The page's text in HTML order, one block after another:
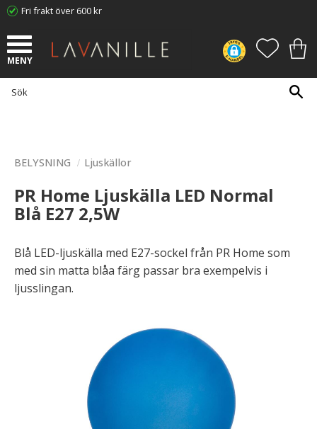
Fri frakt över 600 kr
BELYSNING Ljuskällor
PR Home Ljuskälla LED Normal
Blå E27 2,5W
Blå LED-ljuskälla med E27-sockel från PR Home som
med sin matta blåa färg passar bra exempelvis i
ljusslingan.